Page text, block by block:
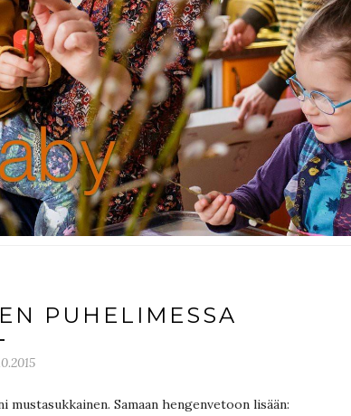
PUHELIMESSA
Samaan hengenvetoon lisään: